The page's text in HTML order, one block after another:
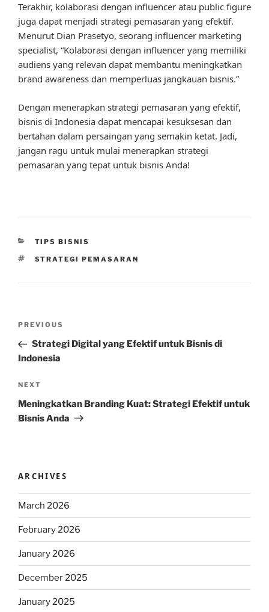
Terakhir, kolaborasi dengan influencer atau public figure
juga dapat menjadi strategi pemasaran yang efektif.
Menurut Dian Prasetyo, seorang influencer marketing
specialist, “Kolaborasi dengan influencer yang memiliki
audiens yang relevan dapat membantu meningkatkan
brand awareness dan memperluas jangkauan bisnis.”
Dengan menerapkan strategi pemasaran yang efektif,
bisnis di Indonesia dapat mencapai kesuksesan dan
bertahan dalam persaingan yang semakin ketat. Jadi,
jangan ragu untuk mulai menerapkan strategi
pemasaran yang tepat untuk bisnis Anda!
CATEGORIES
TIPS BISNIS
TAGS
STRATEGI PEMASARAN
Previous
Post
PREVIOUS
Strategi Digital yang Efektif untuk Bisnis di
Indonesia
Next
Post
NEXT
Meningkatkan Branding Kuat: Strategi Efektif untuk
Bisnis Anda
ARCHIVES
March 2026
February 2026
January 2026
December 2025
January 2025